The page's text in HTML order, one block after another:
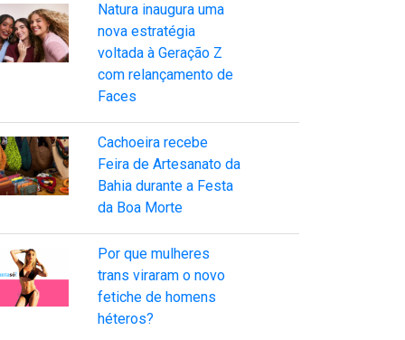
Natura inaugura uma
nova estratégia
voltada à Geração Z
com relançamento de
Faces
Cachoeira recebe
Feira de Artesanato da
Bahia durante a Festa
da Boa Morte
Por que mulheres
trans viraram o novo
fetiche de homens
héteros?